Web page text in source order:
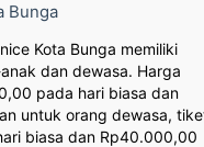
Bunga
Kota Bunga memiliki
dan dewasa. Harga
pada hari biasa dan
untuk orang dewasa,
biasa dan Rp40.000,00